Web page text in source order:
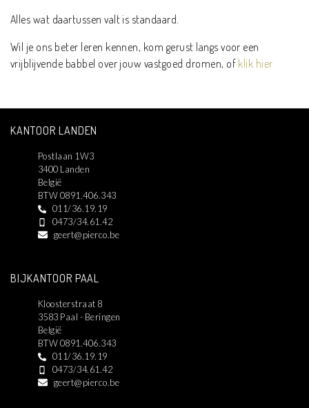
Alles wat daartussen valt is standaard.
Wil je ons beter leren kennen, kom gerust langs voor een
vrijblijvende babbel over jouw vastgoed dromen, of klik hier
KANTOOR LANDEN
Postlaan 1W3
3400 Landen
België
BTW 0891.406.343
011/36.19.19
0473/34.61.42
geert@pierco.be
BIJKANTOOR PAAL
Kloosterstraat 8
3583 Paal - Beringen
België
BTW 0891.406.343
011/36.19.19
0473/34.61.42
geert@pierco.be